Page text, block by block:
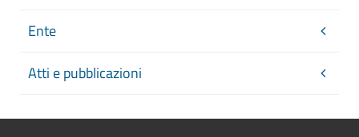
Ente
Atti e pubblicazioni